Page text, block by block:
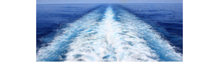
CULTURA
NAUTICA
EDITORIALI